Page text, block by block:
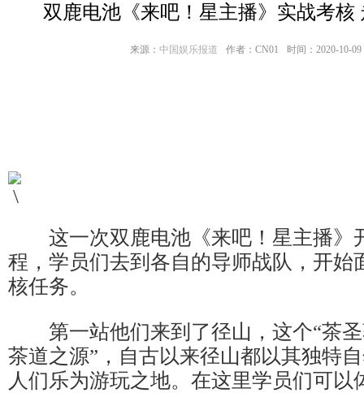
双鹿电池《来吧！星主播》实战考核
来源： 中国娱乐报道 作者：CN01 时间：2020-10-09
这一次双鹿电池《来吧！星主播》
程，学员们去到各自的导师战队，开始
核任务。
第一站他们来到了径山，这个“茶圣
茶道之源”，自古以来径山都以其独特
人们乐为游玩之地。在这里学员们可以